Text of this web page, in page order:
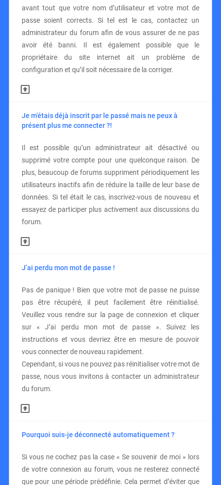
avant tout que votre nom d’utilisateur et votre mot de
passe soient corrects. Si tel est le cas, contactez un
administrateur du forum afin de vous assurer de ne pas
avoir été banni. Il est également possible que le
propriétaire du site internet ait un problème de
configuration et qu’il soit nécessaire de la corriger.
Je m’étais déjà inscrit par le passé mais ne peux à
présent plus me connecter ?!
Il est possible qu’un administrateur ait désactivé ou
supprimé votre compte pour une quelconque raison. De
plus, beaucoup de forums suppriment périodiquement les
utilisateurs inactifs afin de réduire la taille de leur base de
données. Si tel était le cas, inscrivez-vous de nouveau et
essayez de participer plus activement aux discussions du
forum.
J’ai perdu mon mot de passe !
Pas de panique ! Bien que votre mot de passe ne puisse
pas être récupéré, il peut facilement être réinitialisé.
Veuillez vous rendre sur la page de connexion et cliquer
sur « J’ai perdu mon mot de passe ». Suivez les
instructions et vous devriez être en mesure de pouvoir
vous connecter de nouveau rapidement.
Cependant, si vous ne pouvez pas réinitialiser votre mot de
passe, nous vous invitons à contacter un administrateur
du forum.
Pourquoi suis-je déconnecté automatiquement ?
Si vous ne cochez pas la case « Se souvenir de moi » lors
de votre connexion au forum, vous ne resterez connecté
que pour une période prédéfinie. Cela permet d’éviter que